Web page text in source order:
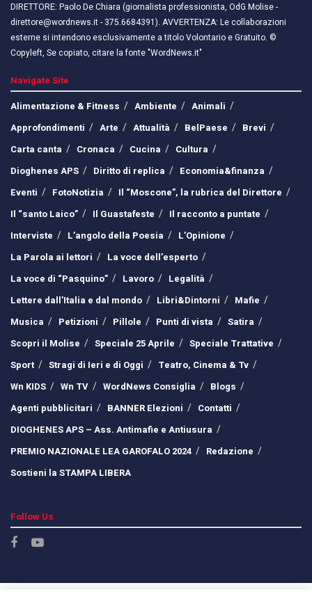
DIRETTORE: Paolo De Chiara (giornalista professionista, OdG Molise -
direttore@wordnews.it - ​​375.6684391). AVVERTENZA: Le collaborazioni
esterne si intendono esclusivamente a titolo Volontario e Gratuito. ©
Copyleft, Se copiato, citare la fonte "WordNews.it"
Navigate Site
Alimentazione & Fitness
Ambiente
Animali
Approfondimenti
Arte Attualità BelPaese
Brevi
Carta canta
Cronaca Cucina
Cultura
Dioghenes APS
Diritto di replica
Economia&finanza
Eventi
FotoNotizia
Il “Moscone”, la rubrica del Direttore
Il “santo Laico”
Il Guastafeste
Il racconto a puntate
Interviste
L’angolo della Poesia
L’Opinione
La Parola ai lettori
La voce dell’esperto
La voce di “Pasquino”
Lavoro
Legalità
Lettere dall’Italia e dal mondo
Libri&Dintorni
Mafie
Musica
Petizioni Pillole Punti di vista
Satira
Scopri il Molise
Speciale 25 Aprile
Speciale Trattative
Sport
Stragi di Ieri e di Oggi
Teatro, Cinema & Tv
Wn KIDS
Wn TV WordNews Consiglia
Blogs
Agenti pubblicitari
BANNER Elezioni
Contatti
DIOGHENES APS – Ass. Antimafie e Antiusura
PREMIO NAZIONALE LEA GAROFALO 2024
Redazione
Sostieni la STAMPA LIBERA
Follow Us